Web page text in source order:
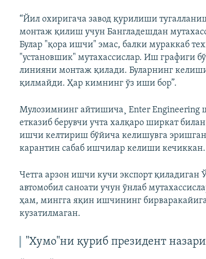
“Йил охиригача завод қурилиши
монтаж қилиш учун Бангладешдан
Булар "қора ишчи" эмас, балки мураккаб
"установшик" мутахассислар. Иш графиги
линияни монтаж қилади. Буларнинг
қилмайди. Ҳар кимнинг ўз иши бор”.
Мулозимнинг айтишича¸ Enter Engineering
етказиб берувчи учта халқаро ширкат
ишчи келтириш бўйича келишувга
карантин сабаб ишчилар келиши кечиккан.
Четга арзон ишчи кучи экспорт қиладиган
автомобил саноати учун ўнлаб
ҳам, мингга яқин ишчининг
кузатилмаган.
"Хумо"ни қуриб президент